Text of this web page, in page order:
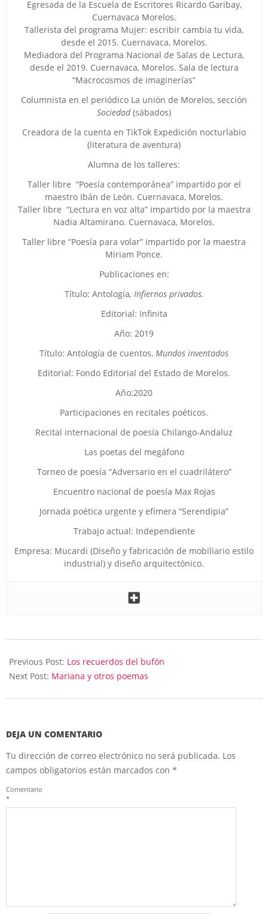
Egresada de la Escuela de Escritores Ricardo Garibay,
Cuernavaca Morelos.
Tallerista del programa Mujer: escribir cambia tu vida,
desde el 2015. Cuernavaca, Morelos.
Mediadora del Programa Nacional de Salas de Lectura,
desde el 2019. Cuernavaca, Morelos. Sala de lectura
“Macrocosmos de imaginerías”
Columnista en el periódico La unión de Morelos, sección
Sociedad(sábados)
Creadora de la cuenta en TikTok Expedición nocturlabio
(literatura de aventura)
Alumna de los talleres:
Taller libre “Poesía contemporánea” impartido por el
maestro Ibán de León. Cuernavaca, Morelos.
Taller libre “Lectura en voz alta” impartido por la maestra
Nadia Altamirano. Cuernavaca, Morelos.
Taller libre “Poesía para volar” impartido por la maestra
Miriam Ponce.
Publicaciones en:
Título: Antología, Infiernos privados.
Editorial: Infinita
Año: 2019
Título: Antología de cuentos, Mundos inventados
Editorial: Fondo Editorial del Estado de Morelos.
Año:2020
Participaciones en recitales poéticos.
Recital internacional de poesía Chilango-Andaluz
Las poetas del megáfono
Torneo de poesía “Adversario en el cuadrilátero”
Encuentro nacional de poesía Max Rojas
Jornada poética urgente y efímera “Serendipia”
Trabajo actual: Independiente
Empresa: Mucardi (Diseño y fabricación de mobiliario estilo
industrial) y diseño arquitectónico.
04-
15
Previous Post: Los recuerdos del bufón
Next Post: Mariana y otros poemas
DEJA UN COMENTARIO
Tu dirección de correo electrónico no será publicada. Los
campos obligatorios están marcados con *
Comentario
*